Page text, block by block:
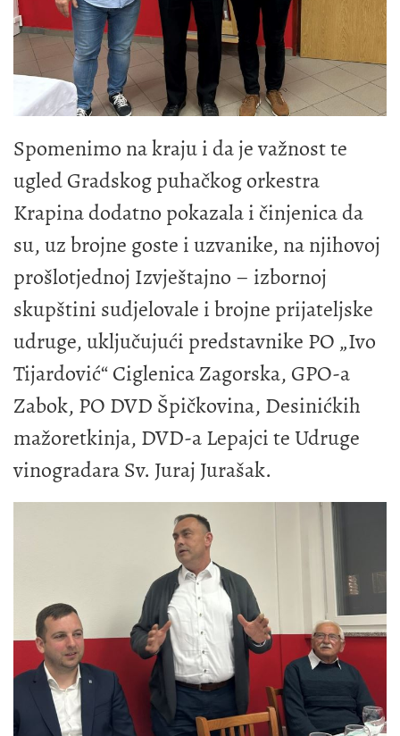
Spomenimo na kraju i da je važnost te
ugled Gradskog puhačkog orkestra
Krapina dodatno pokazala i činjenica da
su, uz brojne goste i uzvanike, na njihovoj
prošlotjednoj Izvještajno – izbornoj
skupštini sudjelovale i brojne prijateljske
udruge, uključujući predstavnike PO „Ivo
Tijardović“ Ciglenica Zagorska, GPO-a
Zabok, PO DVD Špičkovina, Desinićkih
mažoretkinja, DVD-a Lepajci te Udruge
vinogradara Sv. Juraj Jurašak.